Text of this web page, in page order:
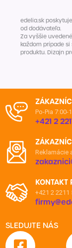
edelia.sk
od dodávateľa.
Za vyššie
každom prípade
produktu. Dizajn
Po-Pia 7:00-
+421 2
Reklamácie
KONTAKT
+421 2 2211
SLEDUJTE NÁS